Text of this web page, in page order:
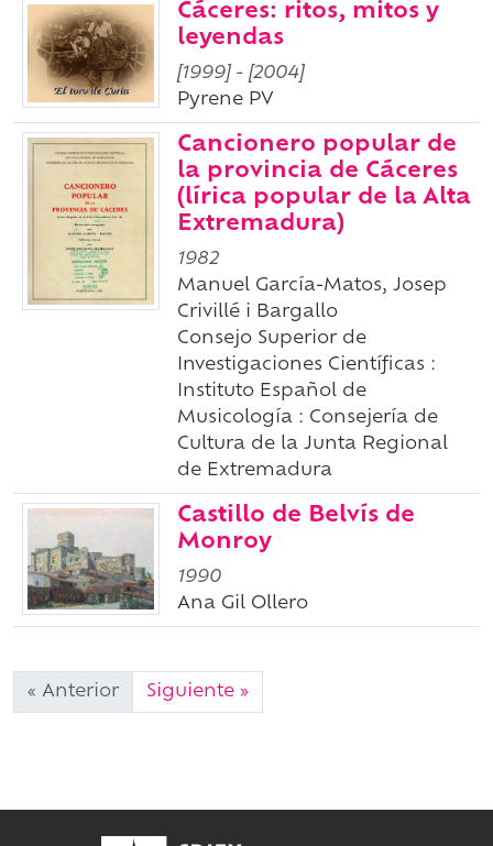
Cáceres: ritos, mitos y
leyendas
[1999] - [2004]
Pyrene PV
Cancionero popular de
la provincia de Cáceres
(lírica popular de la Alta
Extremadura)
1982
Manuel García-Matos, Josep
Crivillé i Bargallo
Consejo Superior de
Investigaciones Científicas :
Instituto Español de
Musicología : Consejería de
Cultura de la Junta Regional
de Extremadura
Castillo de Belvís de
Monroy
1990
Ana Gil Ollero
« Anterior Siguiente »